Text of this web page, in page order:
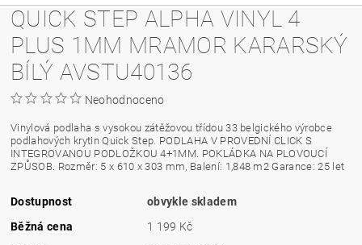
QUICK STEP ALPHA VINYL 4
PLUS 1MM MRAMOR KARARSKÝ
BÍLÝ AVSTU40136
Neohodnoceno
Vinylová podlaha s vysokou zátěžovou třídou 33 belgického výrobce
podlahových krytin Quick Step. PODLAHA V PROVEDNÍ CLICK S
INTEGROVANOU PODLOŽKOU 4+1MM. POKLÁDKA NA PLOVOUCÍ
ZPŮSOB. Rozměr: 5 x 610 x 303 mm, Balení: 1,848 m2 Garance: 25 let
Dostupnost
obvykle skladem
Běžná cena
1 199 Kč